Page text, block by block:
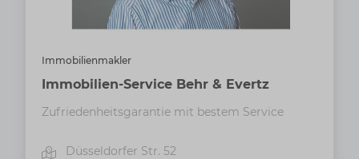
Immobilienmakler
Immobilien-Service Behr & Evertz
Zufriedenheitsgarantie mit bestem Service
Düsseldorfer Str. 52